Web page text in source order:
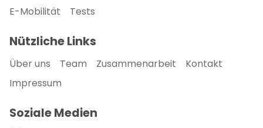
E-Mobilität
Tests
Nützliche Links
Über uns Team Zusammenarbeit
Kontakt
Impressum
Soziale Medien